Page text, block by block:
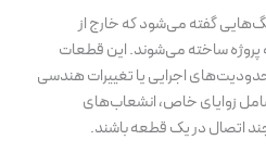
گفته می‌شود که خارج از
پروژه ساخته می‌شوند. این قطعات
اجرایی یا تغییرات هندسی
زوایای خاص، انشعاب‌های
اتصال در یک قطعه باشند.